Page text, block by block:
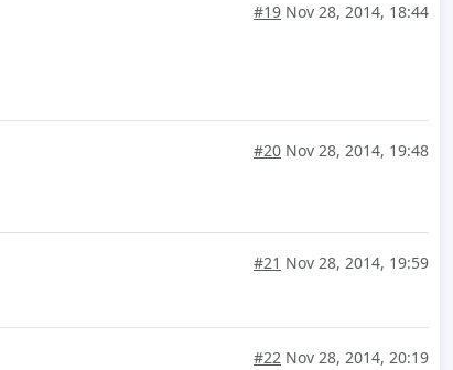
#19 Nov 28, 2014, 18:44
#20 Nov 28, 2014, 19:48
#21 Nov 28, 2014, 19:59
#22 Nov 28, 2014, 20:19